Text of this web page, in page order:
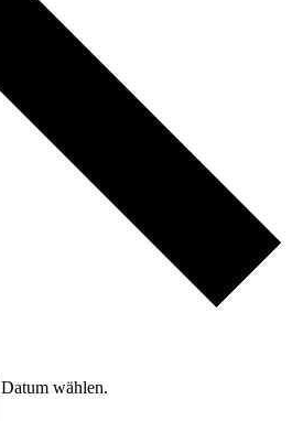
Datum wählen.